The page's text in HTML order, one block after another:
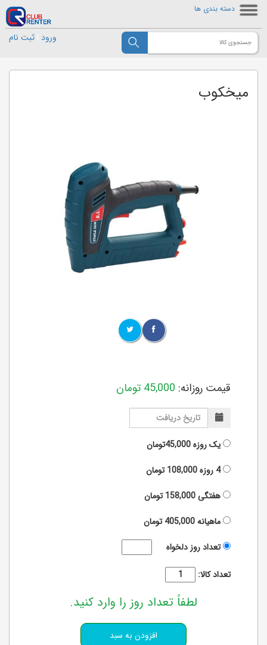
دسته بندی ها
ورود ثبت نام
میخکوب
قیمت روزانه: 45,000 تومان
یک روزه45,000تومان
4 روزه
108,000تومان
هفتگی158,000تومان
ماهیانه405,000تومان
تعداد روز دلخواه
تعداد کالا:
لطفاً تعداد روز را وارد کنید.